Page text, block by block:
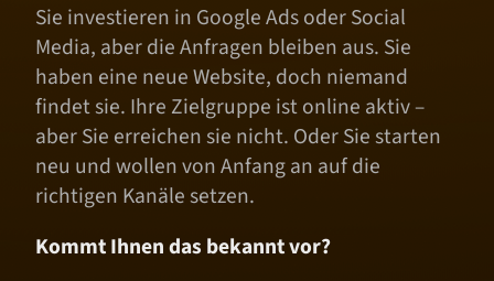
Sie investieren in Google Ads oder Social
Media, aber die Anfragen bleiben aus. Sie
haben eine neue Website, doch niemand
findet sie. Ihre Zielgruppe ist online aktiv –
aber Sie erreichen sie nicht. Oder Sie starten
neu und wollen von Anfang an auf die
richtigen Kanäle setzen.
Kommt Ihnen das bekannt vor?